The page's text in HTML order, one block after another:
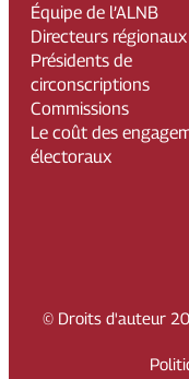
Équipe de l’ALNB
Directeurs régionaux
Présidents de
circonscriptions
Commissions
Le coût des
électoraux
© Droits d'auteur